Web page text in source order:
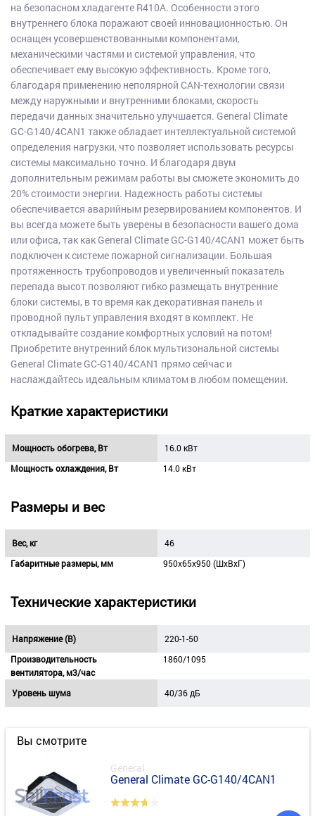
на безопасном хладагенте R410A. Особенности этого
внутреннего блока поражают своей инновационностью. Он
оснащен усовершенствованными компонентами,
механическими частями и системой управления, что
обеспечивает ему высокую эффективность. Кроме того,
благодаря применению неполярной CAN-технологии связи
между наружными и внутренними блоками, скорость
передачи данных значительно улучшается. General Climate
GC-G140/4CAN1 также обладает интеллектуальной системой
определения нагрузки, что позволяет использовать ресурсы
системы максимально точно. И благодаря двум
дополнительным режимам работы вы сможете экономить до
20% стоимости энергии. Надежность работы системы
обеспечивается аварийным резервированием компонентов. И
вы всегда можете быть уверены в безопасности вашего дома
или офиса, так как General Climate GC-G140/4CAN1 может быть
подключен к системе пожарной сигнализации. Большая
протяженность трубопроводов и увеличенный показатель
перепада высот позволяют гибко размещать внутренние
блоки системы, в то время как декоративная панель и
проводной пульт управления входят в комплект. Не
откладывайте создание комфортных условий на потом!
Приобретите внутренний блок мультизональной системы
General Climate GC-G140/4CAN1 прямо сейчас и
наслаждайтесь идеальным климатом в любом помещении.
Краткие характеристики
Мощность обогрева, Вт
16.0 кВт
Мощность охлаждения, Вт
14.0 кВт
Размеры и вес
Вес, кг
46
Габаритные размеры, мм
950х65х950 (ШхВхГ)
Технические характеристики
Напряжение (В)
220-1-50
Производительность
вентилятора, м3/час
1860/1095
Уровень шума 40/36 дБ
Вы смотрите
General
General Climate GC-G140/4CAN1